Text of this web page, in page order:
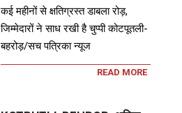
कई महीनों से क्षतिग्रस्त डाबला रोड़,
जिम्मेदारों ने साध रखी है चुप्पी कोटपूतली-
बहरोड़/सच पत्रिका न्यूज
READ MORE